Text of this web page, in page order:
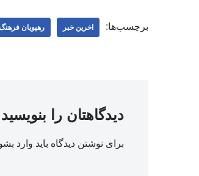
برچسب‌ها: اخرین خبر رهپویان
دیدگاهتان را بنویسید
برای نوشتن دیدگاه باید وارد